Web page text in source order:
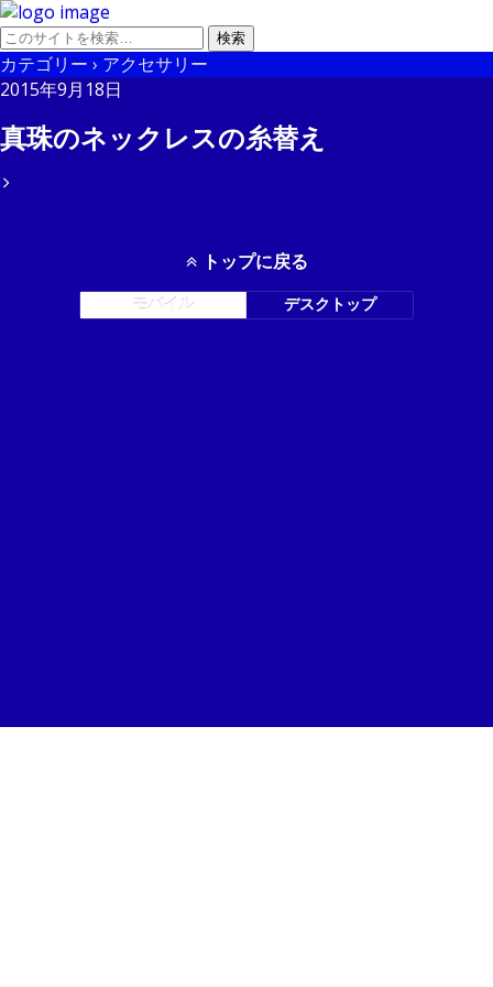
カテゴリー › アクセサリー
2015年9月18日
真珠のネックレスの糸替え
トップに戻る
モバイル デスクトップ